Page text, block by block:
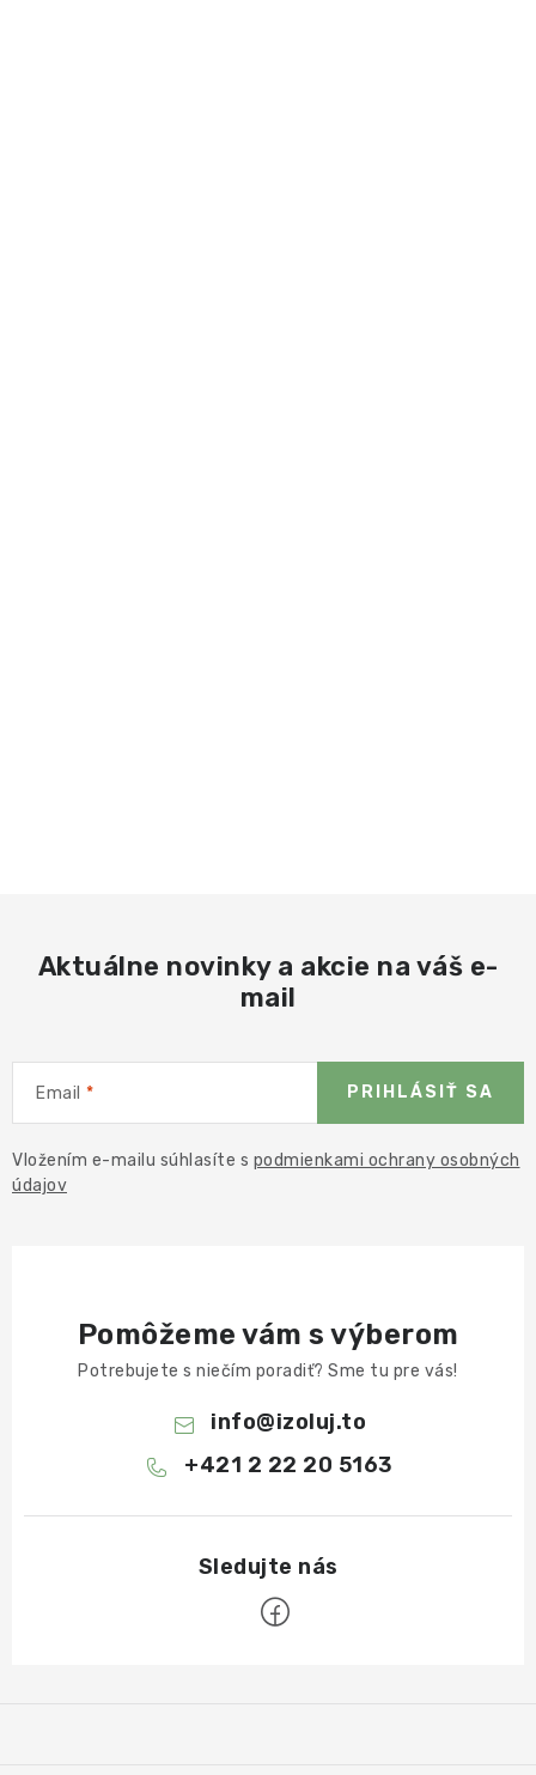
Aktuálne novinky a akcie na váš e-
mail
Email
Vložením e-mailu súhlasíte s podmienkami ochrany osobných
údajov
PRIHLÁSIŤ SA
Pomôžeme vám s výberom
Potrebujete s niečím poradiť? Sme tu pre vás!
info@izoluj.to
+421 2 22 20 5163